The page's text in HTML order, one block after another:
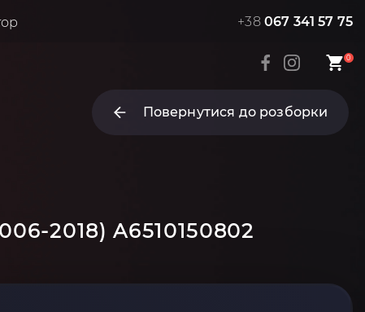
+38 067 341 57 75
0
Повернутися до розборки
2018) A6510150802